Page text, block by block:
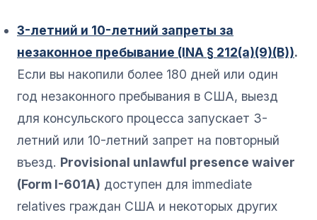
3-летний и 10-летний запреты за
незаконное пребывание (INA § 212(a)(9)(B)).
Если вы накопили более 180 дней или один
год незаконного пребывания в США, выезд
для консульского процесса запускает 3-
летний или 10-летний запрет на повторный
въезд. Provisional unlawful presence waiver
(Form I-601A) доступен для immediate
relatives граждан США и некоторых других